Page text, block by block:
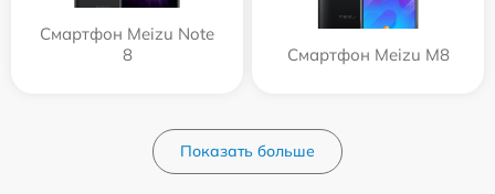
Смартфон Meizu Note
8
Смартфон Meizu M8
Показать больше